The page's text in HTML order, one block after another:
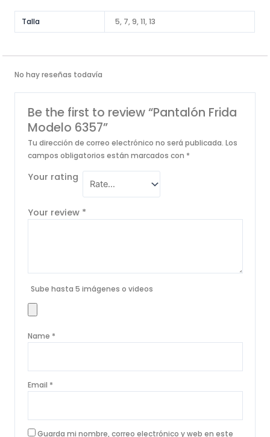
Talla 5, 7, 9, 11, 13
No hay reseñas todavía
Be the first to review “Pantalón Frida
Modelo 6357”
Tu dirección de correo electrónico no será publicada. Los
campos obligatorios están marcados con *
Your rating
Your review *
Sube hasta 5 imágenes o videos
Name *
Email *
Guarda mi nombre, correo electrónico y web en este